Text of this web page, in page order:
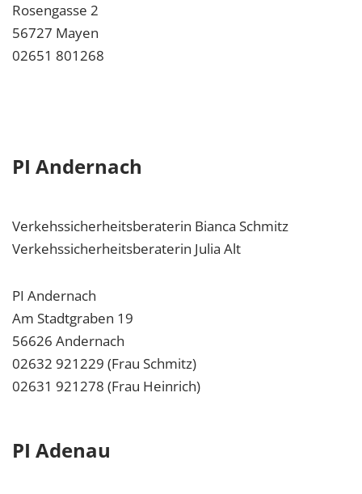
Rosengasse 2
56727 Mayen
02651 801268
PI Andernach
Verkehssicherheitsberaterin Bianca Schmitz
Verkehssicherheitsberaterin Julia Alt
PI Andernach
Am Stadtgraben 19
56626 Andernach
02632 921229 (Frau Schmitz)
02631 921278 (Frau Heinrich)
PI Adenau